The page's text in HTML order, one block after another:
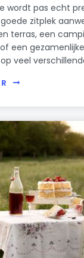
wordt pas echt
zitplek
terras, een
een
veel